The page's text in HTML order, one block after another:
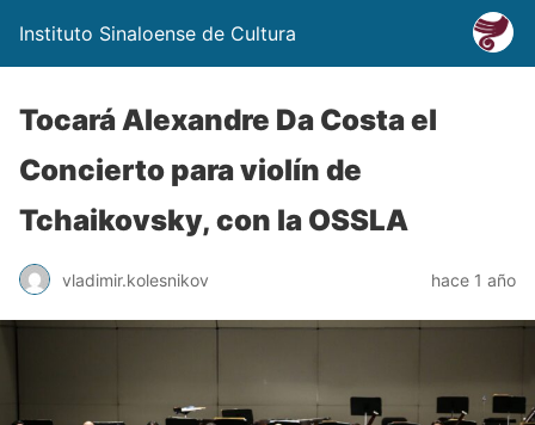
Instituto Sinaloense de Cultura
Tocará Alexandre Da Costa el
Concierto para violín de
Tchaikovsky, con la OSSLA
vladimir.kolesnikov hace 1 año